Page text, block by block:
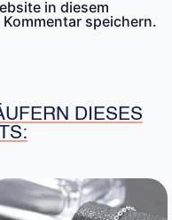
in diesem
speichern.
DIESES